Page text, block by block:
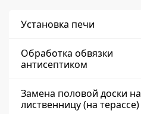
Установка печи
Обработка обвязки
антисептиком
Замена половой доски на
лиственницу (на терассе)